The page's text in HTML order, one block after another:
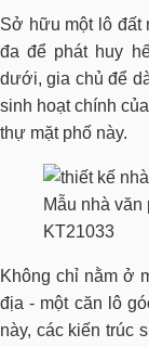
Sở hữu một lô đất
đa để phát huy
dưới, gia chủ để
sinh hoạt chính
thự mặt phố này.
Mẫu nhà văn
KT21033
Không chỉ nằm ở
địa - một căn lô
này, các kiến trúc